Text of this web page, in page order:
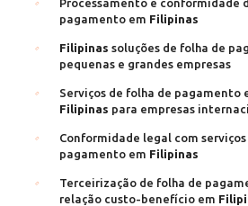
Processamento e conformidade
pagamento em Filipinas
Filipinas soluções de folha de
pequenas e grandes empresas
Serviços de folha de pagamento
Filipinas para empresas
Conformidade legal com
pagamento em Filipinas
Terceirização de folha de
relação custo-benefício em